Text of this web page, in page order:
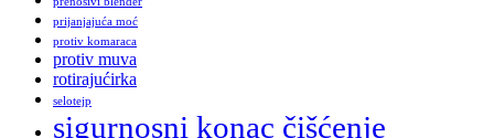
prijanjajuća moć
protiv komaraca
protiv muva
rotirajućirka
selotejp
sigurnosni konac čišćenje